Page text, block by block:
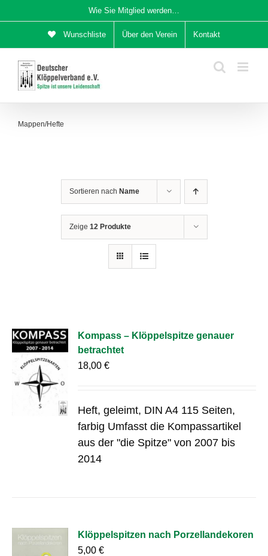
Inhalt
Wie Sie Mitglied werden…
Wunschliste Über den Verein Kontakt
Mappen/Hefte
Sortieren nach Name
Zeige 12 Produkte
Kompass – Klöppelspitze genauer
betrachtet
18,00€
Heft, geleimt, DIN A4 115 Seiten,
farbig Umfasst die Kompassartikel
aus der "die Spitze" von 2007 bis
2014
Klöppelspitzen nach Porzellandekoren
5,00€